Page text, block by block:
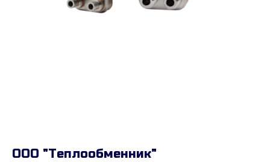
ООО "Теплообменник"